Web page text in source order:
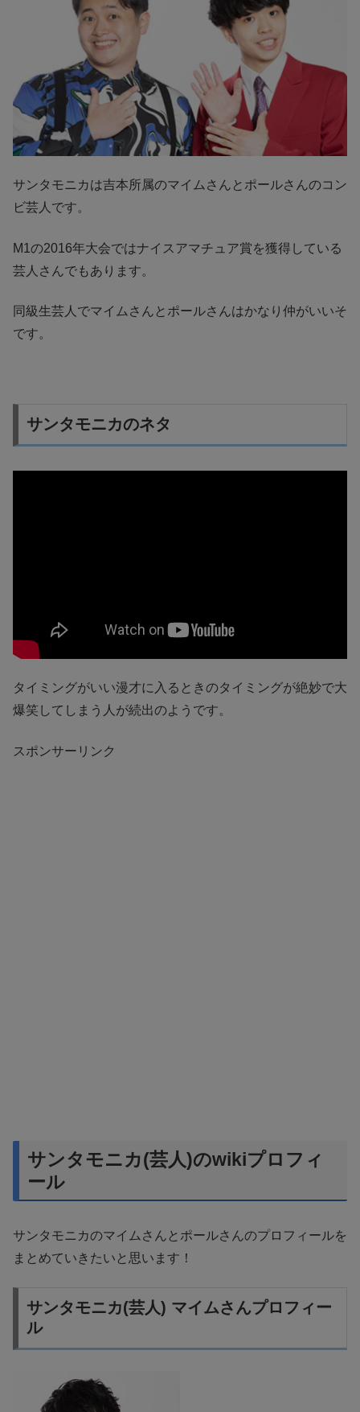
サンタモニカは吉本所属のマイムさんとポールさんのコン
ビ芸人です。
M1の2016年大会ではナイスアマチュア賞を獲得している
芸人さんでもあります。
同級生芸人でマイムさんとポールさんはかなり仲がいいそ
です。
サンタモニカのネタ
タイミングがいい漫才に入るときのタイミングが絶妙で大
爆笑してしまう人が続出のようです。
スポンサーリンク
サンタモニカ(芸人)のwikiプロフィ
ール
サンタモニカのマイムさんとポールさんのプロフィールを
まとめていきたいと思います！
サンタモニカ(芸人) マイムさんプロフィー
ル